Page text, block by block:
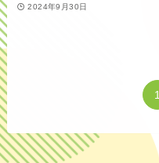
2024年9月30日
1